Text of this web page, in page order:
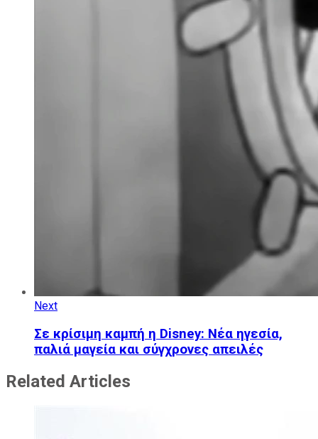
Next
Σε κρίσιμη καμπή η Disney: Νέα ηγεσία,
παλιά μαγεία και σύγχρονες απειλές
Related Articles